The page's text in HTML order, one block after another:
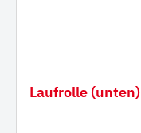
Laufrolle (unten)